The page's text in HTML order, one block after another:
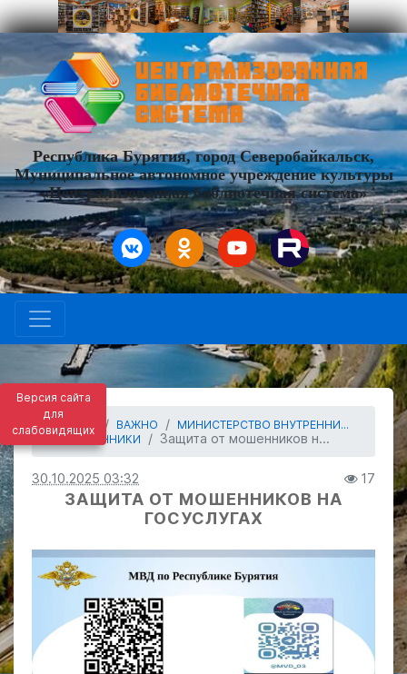
Версия сайта
для
слабовидящих
Республика Бурятия, город Северобайкальск,
Муниципальное автономное учреждение культуры
«Централизованная библиотечная система»
ВАЖНО
МИНИСТЕРСТВО ВНУТРЕННИ...
МОШЕННИКИ
Защита от мошенников н...
30.10.2025 03:32 17
ЗАЩИТА ОТ МОШЕННИКОВ НА
ГОСУСЛУГАХ